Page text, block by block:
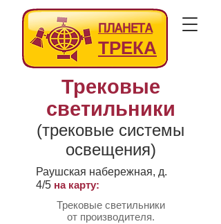
ПЛАНЕТА
ТРЕКА
Трековые
светильники
(трековые системы
освещения)
Раушская набережная, д.
4/5 на карту:
Трековые светильники
от производителя.